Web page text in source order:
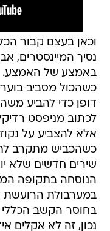
וכאן בעצם קבור
נסיך המיינסטרים,
באמצע של האמצע.
כשהכול מסביב בוער
דופן כדי להביע
לכתוב מניפסט
אלא להצביע על
כשהכביש מתקרב
שירים חדשים שלא
הנוסחה בתקופה
במערבולת הרועשת
בחוסר הקשב הכללי
נכון, זה לא אקלים